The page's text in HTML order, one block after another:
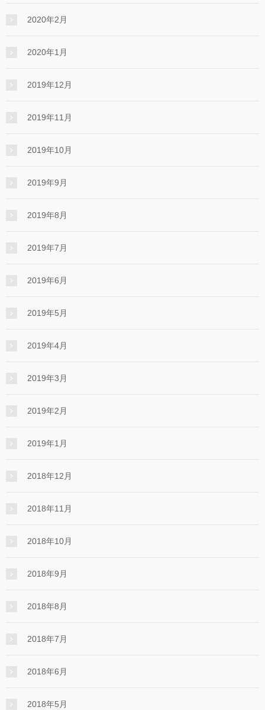
2020年2月
2020年1月
2019年12月
2019年11月
2019年10月
2019年9月
2019年8月
2019年7月
2019年6月
2019年5月
2019年4月
2019年3月
2019年2月
2019年1月
2018年12月
2018年11月
2018年10月
2018年9月
2018年8月
2018年7月
2018年6月
2018年5月